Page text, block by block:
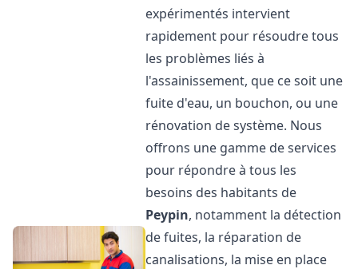
expérimentés intervient
rapidement pour résoudre tous
les problèmes liés à
l'assainissement, que ce soit une
fuite d'eau, un bouchon, ou une
rénovation de système. Nous
offrons une gamme de services
pour répondre à tous les
besoins des habitants de
Peypin, notamment la détection
de fuites, la réparation de
canalisations, la mise en place